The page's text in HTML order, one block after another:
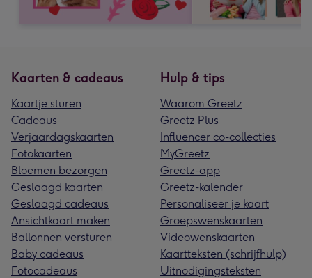
Kaarten & cadeaus
Kaartje sturen
Cadeaus
Verjaardagskaarten
Fotokaarten
Bloemen bezorgen
Geslaagd kaarten
Geslaagd cadeaus
Ansichtkaart maken
Ballonnen versturen
Baby cadeaus
Fotocadeaus
Hulp & tips
Waarom Greetz
Greetz Plus
Influencer co-collecties
MyGreetz
Greetz-app
Greetz-kalender
Personaliseer je kaart
Groepswenskaarten
Videowenskaarten
Kaartteksten (schrijfhulp)
Uitnodigingsteksten